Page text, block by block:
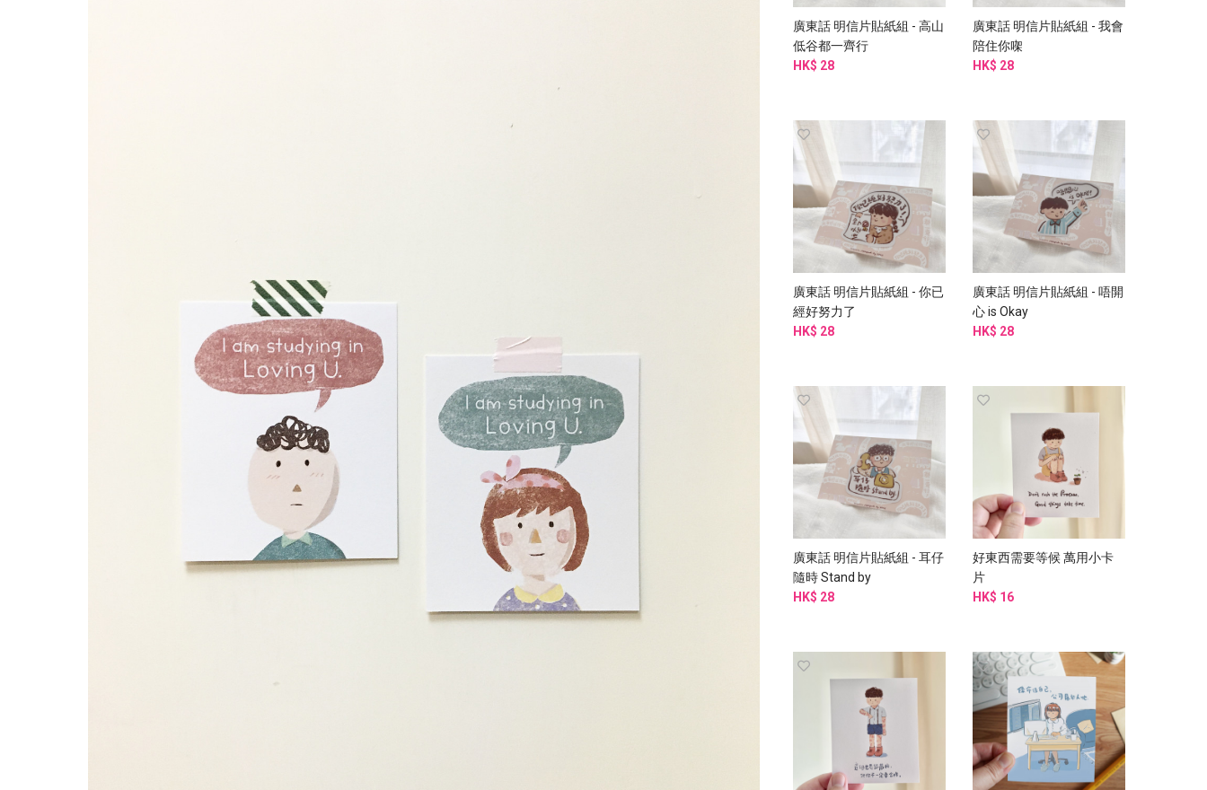
廣東話 明信片貼紙組 - 高山
低谷都一齊行
HK$ 28
廣東話 明信片貼紙組 - 我會
陪住你㗎
HK$ 28
廣東話 明信片貼紙組 - 你已
經好努力了
HK$ 28
廣東話 明信片貼紙組 - 唔開
心 is Okay
HK$ 28
廣東話 明信片貼紙組 - 耳仔
隨時 Stand by
HK$ 28
好東西需要等候 萬用小卡
片
HK$ 16